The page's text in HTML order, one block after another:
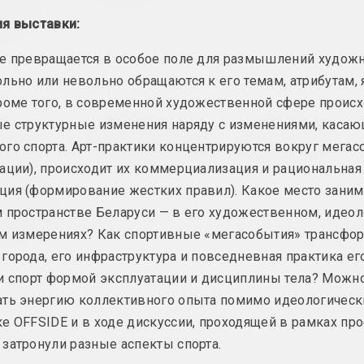
things
і пра
ў
ў
Belarusian Art
Abroad: April 2023
цикл "Беларусское искусство за рубежом"
Belarusian Art
Abroad: March
publication
выставки:
превращается в особое поле для размышлений
или невольно обращаются к его темам, атрибутам,
того, в современной художественной сфере
структурные изменения наряду с изменениями,
спорта. Арт-практики концентрируются вокруг
происходит их коммерциализация и рациональная
(формирование жестких правил). Какое место
пространстве Беларуси — в его художественном,
измерениях? Как спортивные «мегасобытия»
его инфраструктура и повседневная практика
спорт формой эксплуатации и дисциплины тела?
энергию коллективного опыта помимо
OFFSIDE и в ходе дискуссии, проходящей в рамках
разные аспекты спорта.